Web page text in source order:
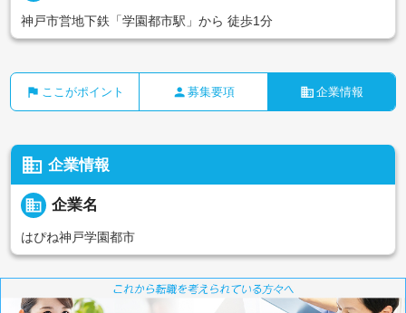
神戸市営地下鉄「学園都市駅」から 徒歩1分
flag ここがポイント person 募集要項 business 企業情報
business 企業情報
business 企業名
はぴね神戸学園都市